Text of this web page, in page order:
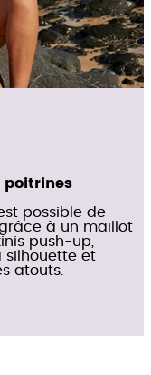
poitrines
possible de
à un maillot
push-up,
et
atouts.